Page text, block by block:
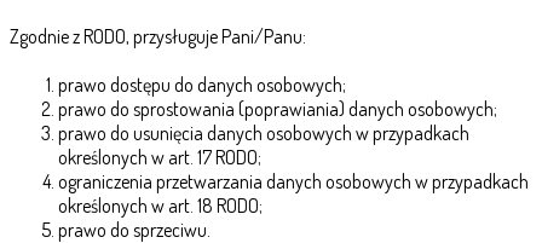
Zgodnie z RODO, przysługuje Pani/Panu:
prawo dostępu do danych osobowych;
prawo do sprostowania (poprawiania) danych osobowych;
prawo do usunięcia danych osobowych w przypadkach
określonych w art. 17 RODO;
ograniczenia przetwarzania danych osobowych w przypadkach
określonych w art. 18 RODO;
prawo do sprzeciwu.